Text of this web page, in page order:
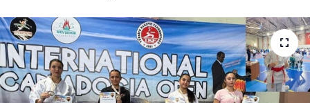
EĞİTİM
TARIM VE HAYVANCILIK